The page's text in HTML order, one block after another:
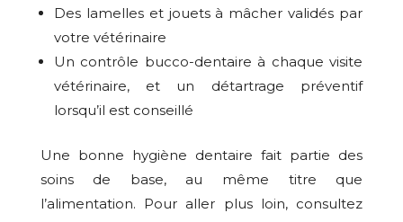
Des lamelles et jouets à mâcher validés par
votre vétérinaire
Un contrôle bucco-dentaire à chaque visite
vétérinaire, et un détartrage préventif
lorsqu’il est conseillé
Une bonne hygiène dentaire fait partie des
soins de base, au même titre que
l’alimentation. Pour aller plus loin, consultez